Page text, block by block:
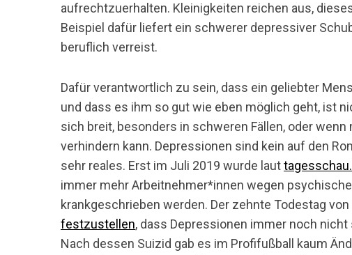
aufrechtzuerhalten. Kleinigkeiten reichen aus,
Beispiel dafür liefert ein schwerer depressiver
beruflich verreist.
Dafür verantwortlich zu sein, dass ein geliebter
und dass es ihm so gut wie eben möglich geht, ist
sich breit, besonders in schweren Fällen, oder
verhindern kann. Depressionen sind kein auf den
sehr reales. Erst im Juli 2019 wurde laut
immer mehr Arbeitnehmer*innen wegen
krankgeschrieben werden. Der zehnte Todestag
festzustellen, dass Depressionen immer noch
Nach dessen Suizid gab es im Profifußball kaum